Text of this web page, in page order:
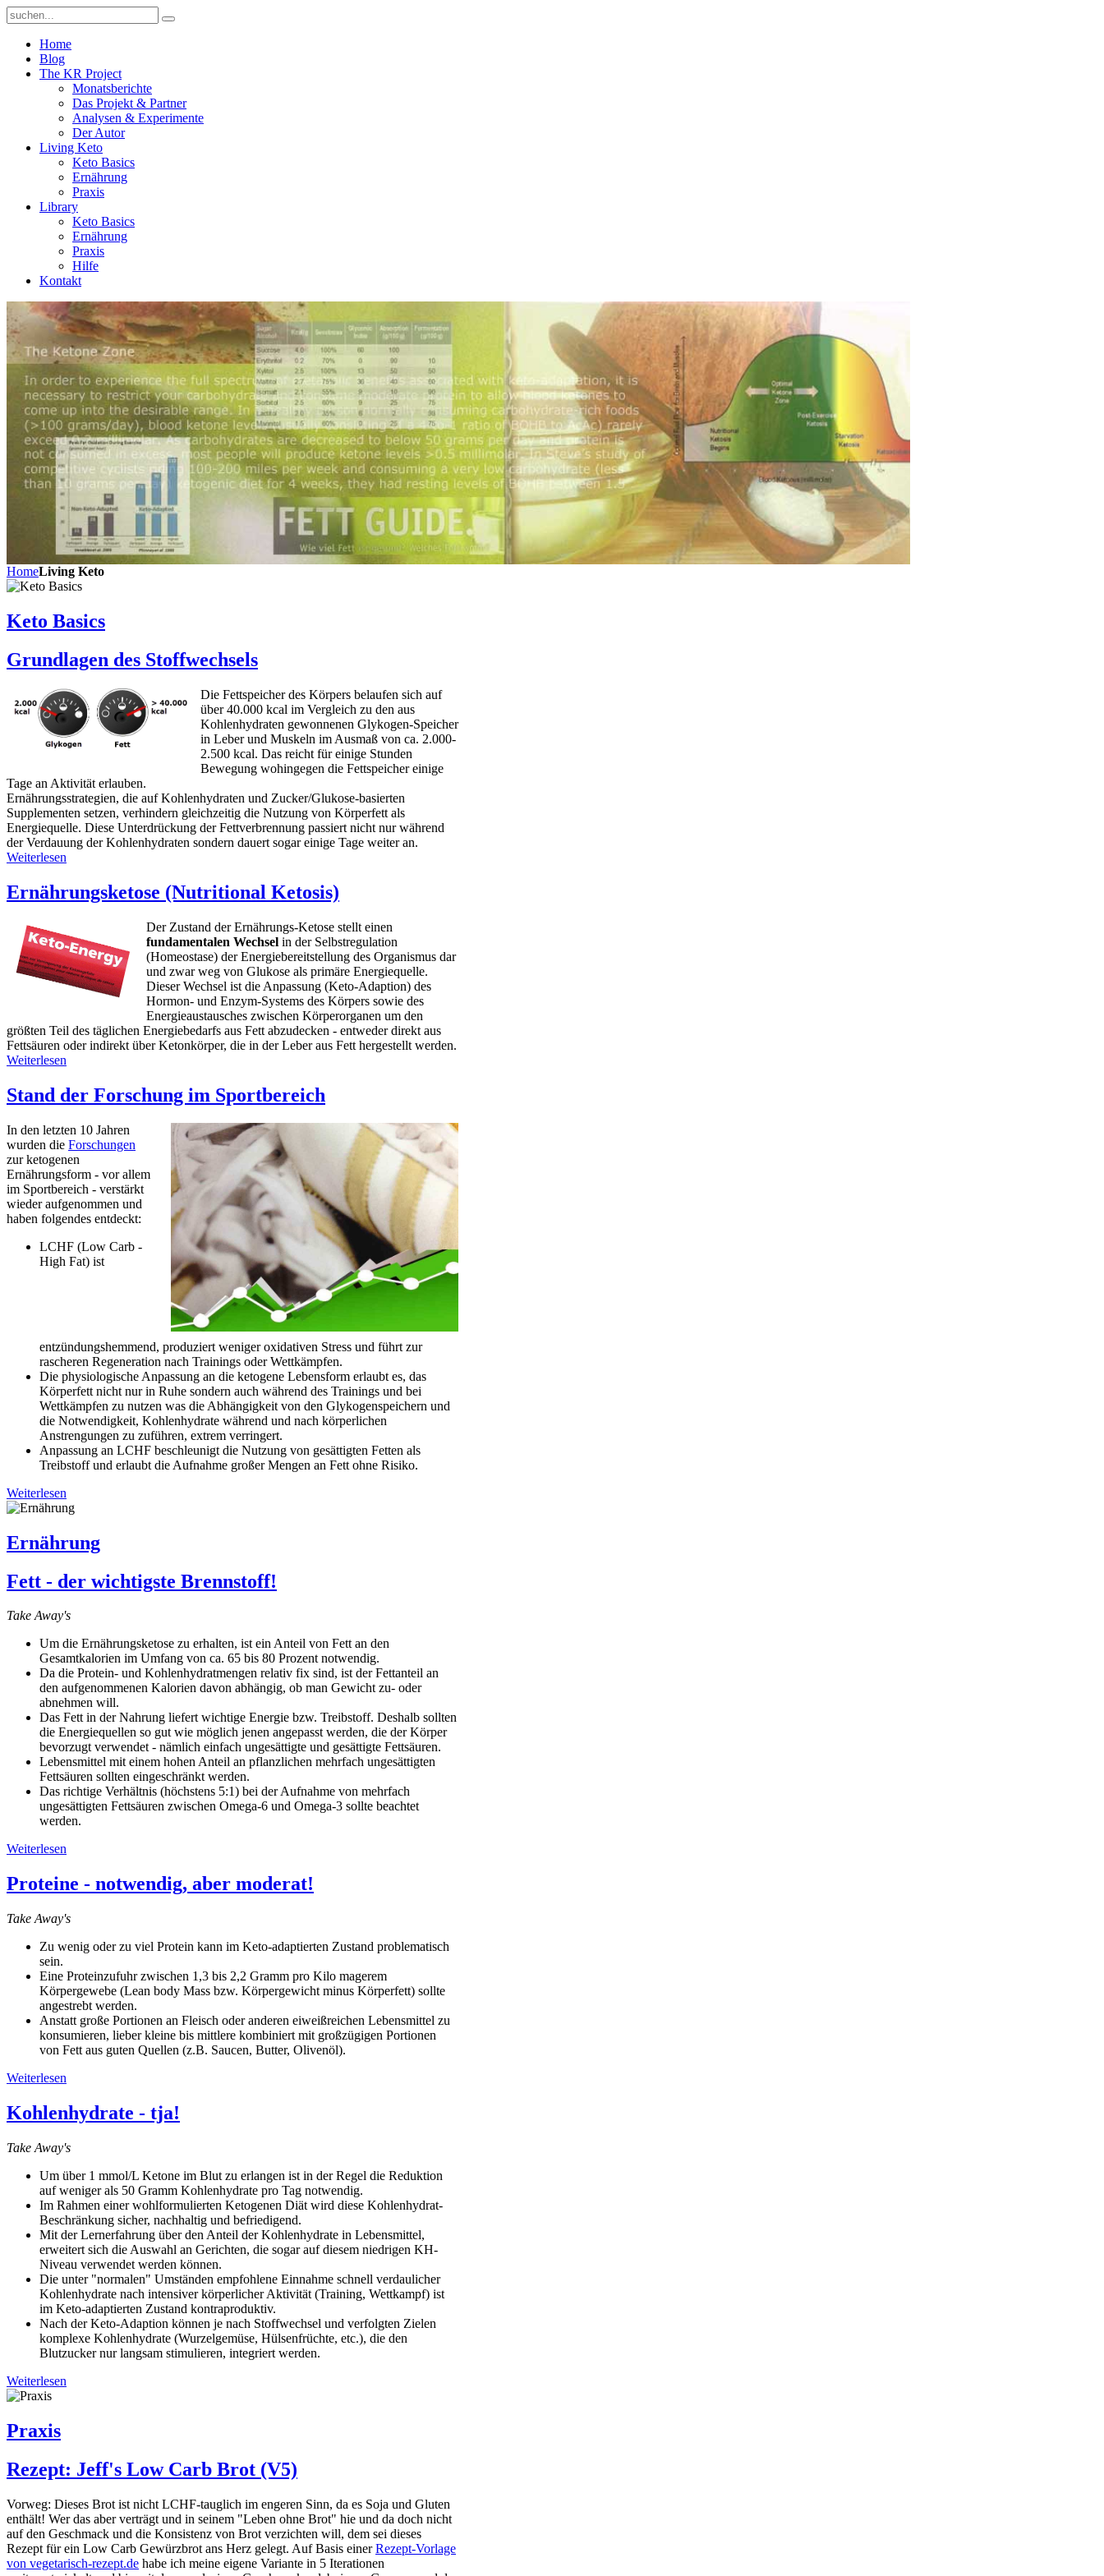
Home
Blog
The KR Project
Monatsberichte
Das Projekt & Partner
Analysen & Experimente
Der Autor
Living Keto
Keto Basics
Ernährung
Praxis
Library
Keto Basics
Ernährung
Praxis
Hilfe
Kontakt
HomeLiving Keto
Keto Basics
Grundlagen des Stoffwechsels
Die Fettspeicher des Körpers belaufen sich auf
über 40.000 kcal im Vergleich zu den aus
Kohlenhydraten gewonnenen Glykogen-Speicher
in Leber und Muskeln im Ausmaß von ca. 2.000-
2.500 kcal. Das reicht für einige Stunden
Bewegung wohingegen die Fettspeicher einige
Tage an Aktivität erlauben.
Ernährungsstrategien, die auf Kohlenhydraten und Zucker/Glukose-basierten
Supplementen setzen, verhindern gleichzeitig die Nutzung von Körperfett als
Energiequelle. Diese Unterdrückung der Fettverbrennung passiert nicht nur während
der Verdauung der Kohlenhydraten sondern dauert sogar einige Tage weiter an.
Weiterlesen
Ernährungsketose (Nutritional Ketosis)
Der Zustand der Ernährungs-Ketose stellt einen
fundamentalen Wechsel in der Selbstregulation
(Homeostase) der Energiebereitstellung des Organismus dar
und zwar weg von Glukose als primäre Energiequelle.
Dieser Wechsel ist die Anpassung (Keto-Adaption) des
Hormon- und Enzym-Systems des Körpers sowie des
Energieaustausches zwischen Körperorganen um den
größten Teil des täglichen Energiebedarfs aus Fett abzudecken - entweder direkt aus
Fettsäuren oder indirekt über Ketonkörper, die in der Leber aus Fett hergestellt werden.
Weiterlesen
Stand der Forschung im Sportbereich
In den letzten 10 Jahren
wurden die Forschungen
zur ketogenen
Ernährungsform - vor allem
im Sportbereich - verstärkt
wieder aufgenommen und
haben folgendes entdeckt:
LCHF (Low Carb -
High Fat) ist
entzündungshemmend, produziert weniger oxidativen Stress und führt zur
rascheren Regeneration nach Trainings oder Wettkämpfen.
Die physiologische Anpassung an die ketogene Lebensform erlaubt es, das
Körperfett nicht nur in Ruhe sondern auch während des Trainings und bei
Wettkämpfen zu nutzen was die Abhängigkeit von den Glykogenspeichern und
die Notwendigkeit, Kohlenhydrate während und nach körperlichen
Anstrengungen zu zuführen, extrem verringert.
Anpassung an LCHF beschleunigt die Nutzung von gesättigten Fetten als
Treibstoff und erlaubt die Aufnahme großer Mengen an Fett ohne Risiko.
Weiterlesen
Ernährung
Fett - der wichtigste Brennstoff!
Take Away's
Um die Ernährungsketose zu erhalten, ist ein Anteil von Fett an den
Gesamtkalorien im Umfang von ca. 65 bis 80 Prozent notwendig.
Da die Protein- und Kohlenhydratmengen relativ fix sind, ist der Fettanteil an
den aufgenommenen Kalorien davon abhängig, ob man Gewicht zu- oder
abnehmen will.
Das Fett in der Nahrung liefert wichtige Energie bzw. Treibstoff. Deshalb sollten
die Energiequellen so gut wie möglich jenen angepasst werden, die der Körper
bevorzugt verwendet - nämlich einfach ungesättigte und gesättigte Fettsäuren.
Lebensmittel mit einem hohen Anteil an pflanzlichen mehrfach ungesättigten
Fettsäuren sollten eingeschränkt werden.
Das richtige Verhältnis (höchstens 5:1) bei der Aufnahme von mehrfach
ungesättigten Fettsäuren zwischen Omega-6 und Omega-3 sollte beachtet
werden.
Weiterlesen
Proteine - notwendig, aber moderat!
Take Away's
Zu wenig oder zu viel Protein kann im Keto-adaptierten Zustand problematisch
sein.
Eine Proteinzufuhr zwischen 1,3 bis 2,2 Gramm pro Kilo magerem
Körpergewebe (Lean body Mass bzw. Körpergewicht minus Körperfett) sollte
angestrebt werden.
Anstatt große Portionen an Fleisch oder anderen eiweißreichen Lebensmittel zu
konsumieren, lieber kleine bis mittlere kombiniert mit großzügigen Portionen
von Fett aus guten Quellen (z.B. Saucen, Butter, Olivenöl).
Weiterlesen
Kohlenhydrate - tja!
Take Away's
Um über 1 mmol/L Ketone im Blut zu erlangen ist in der Regel die Reduktion
auf weniger als 50 Gramm Kohlenhydrate pro Tag notwendig.
Im Rahmen einer wohlformulierten Ketogenen Diät wird diese Kohlenhydrat-
Beschränkung sicher, nachhaltig und befriedigend.
Mit der Lernerfahrung über den Anteil der Kohlenhydrate in Lebensmittel,
erweitert sich die Auswahl an Gerichten, die sogar auf diesem niedrigen KH-
Niveau verwendet werden können.
Die unter "normalen" Umständen empfohlene Einnahme schnell verdaulicher
Kohlenhydrate nach intensiver körperlicher Aktivität (Training, Wettkampf) ist
im Keto-adaptierten Zustand kontraproduktiv.
Nach der Keto-Adaption können je nach Stoffwechsel und verfolgten Zielen
komplexe Kohlenhydrate (Wurzelgemüse, Hülsenfrüchte, etc.), die den
Blutzucker nur langsam stimulieren, integriert werden.
Weiterlesen
Praxis
Rezept: Jeff's Low Carb Brot (V5)
Vorweg: Dieses Brot ist nicht LCHF-tauglich im engeren Sinn, da es Soja und Gluten
enthält! Wer das aber verträgt und in seinem "Leben ohne Brot" hie und da doch nicht
auf den Geschmack und die Konsistenz von Brot verzichten will, dem sei dieses
Rezept für ein Low Carb Gewürzbrot ans Herz gelegt. Auf Basis einerRezept-Vorlage
von vegetarisch-rezept.de habe ich meine eigene Variante in 5 Iterationen